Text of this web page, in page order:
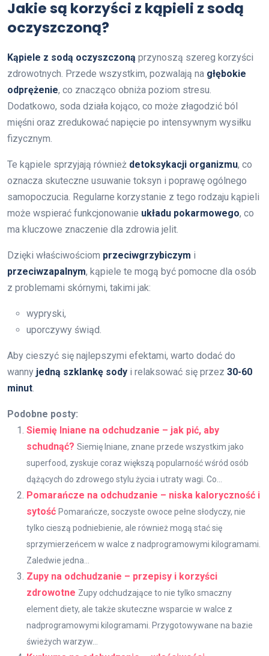
Jakie są korzyści z kąpieli z sodą
oczyszczoną?
Kąpiele z sodą oczyszczoną przynoszą szereg korzyści
zdrowotnych. Przede wszystkim, pozwalają na głębokie
odprężenie, co znacząco obniża poziom stresu.
Dodatkowo, soda działa kojąco, co może złagodzić ból
mięśni oraz zredukować napięcie po intensywnym wysiłku
fizycznym.
Te kąpiele sprzyjają również detoksykacji organizmu, co
oznacza skuteczne usuwanie toksyn i poprawę ogólnego
samopoczucia. Regularne korzystanie z tego rodzaju kąpieli
może wspierać funkcjonowanie układu pokarmowego, co
ma kluczowe znaczenie dla zdrowia jelit.
Dzięki właściwościom przeciwgrzybiczym i
przeciwzapalnym, kąpiele te mogą być pomocne dla osób
z problemami skórnymi, takimi jak:
wypryski,
uporczywy świąd.
Aby cieszyć się najlepszymi efektami, warto dodać do
wanny jedną szklankę sody i relaksować się przez 30-60
minut.
Podobne posty:
Siemię lniane na odchudzanie – jak pić, aby
schudnąć? Siemię lniane, znane przede wszystkim jako
superfood, zyskuje coraz większą popularność wśród osób
dążących do zdrowego stylu życia i utraty wagi. Co...
Pomarańcze na odchudzanie – niska kaloryczność i
sytość Pomarańcze, soczyste owoce pełne słodyczy, nie
tylko cieszą podniebienie, ale również mogą stać się
sprzymierzeńcem w walce z nadprogramowymi kilogramami.
Zaledwie jedna...
Zupy na odchudzanie – przepisy i korzyści
zdrowotne Zupy odchudzające to nie tylko smaczny
element diety, ale także skuteczne wsparcie w walce z
nadprogramowymi kilogramami. Przygotowywane na bazie
świeżych warzyw...